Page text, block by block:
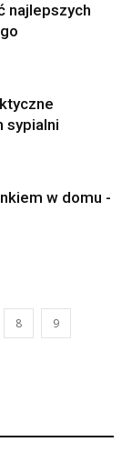
najlepszych
sypialni
w domu -
8 9